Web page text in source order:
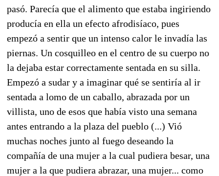
pasó. Parecía que el alimento que estaba ingiriendo
producía en ella un efecto afrodisíaco, pues
empezó a sentir que un intenso calor le invadía las
piernas. Un cosquilleo en el centro de su cuerpo no
la dejaba estar correctamente sentada en su silla.
Empezó a sudar y a imaginar qué se sentiría al ir
sentada a lomo de un caballo, abrazada por un
villista, uno de esos que había visto una semana
antes entrando a la plaza del pueblo (...) Vió
muchas noches junto al fuego deseando la
compañía de una mujer a la cual pudiera besar, una
mujer a la que pudiera abrazar, una mujer... como